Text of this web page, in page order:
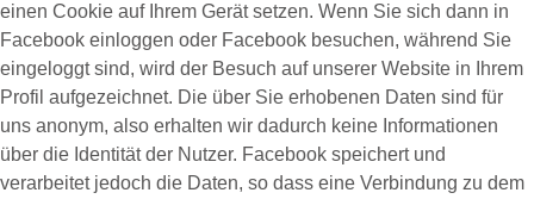
einen Cookie auf Ihrem Gerät setzen. Wenn Sie sich dann in
Facebook einloggen oder Facebook besuchen, während Sie
eingeloggt sind, wird der Besuch auf unserer Website in Ihrem
Profil aufgezeichnet. Die über Sie erhobenen Daten sind für
uns anonym, also erhalten wir dadurch keine Informationen
über die Identität der Nutzer. Facebook speichert und
verarbeitet jedoch die Daten, so dass eine Verbindung zu dem